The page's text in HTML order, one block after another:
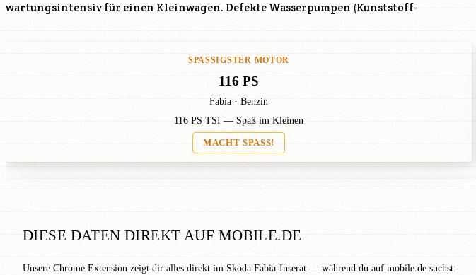
wartungsintensiv für einen Kleinwagen. Defekte Wasserpumpen (Kunststoff-
SPASSIGSTER MOTOR
116 PS
Fabia · Benzin
116 PS TSI — Spaß im Kleinen
MACHT SPASS!
DIESE DATEN DIREKT AUF MOBILE.DE
Unsere Chrome Extension zeigt dir alles direkt im Skoda Fabia-Inserat — während du auf mobile.de suchst: